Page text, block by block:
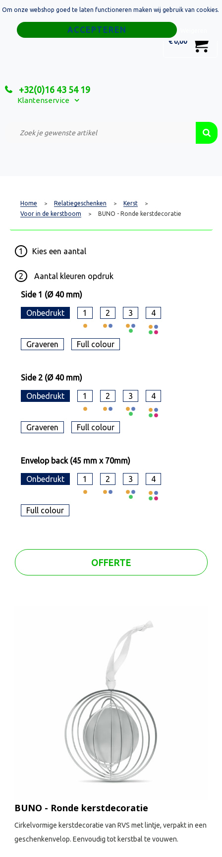
€ 0,00
+32(0)16 43 54 19
Klantenservice
Home
Relatiegeschenken
Custom Made Projecten
Home > Relatiegeschenken > Kerst >
Voor in de kerstboom > BUNO - Ronde kerstdecoratie
1 Kies een aantal
2 Aantal kleuren opdruk
Side 1 (Ø 40 mm)
Onbedrukt 1 2 3 4
Graveren Full colour
Side 2 (Ø 40 mm)
Onbedrukt 1 2 3 4
Graveren Full colour
Envelop back (45 mm x 70mm)
Onbedrukt 1 2 3 4
Full colour
OFFERTE
BUNO - Ronde kerstdecoratie
Cirkelvormige kerstdecoratie van RVS met lintje, verpakt in een
geschenkenvelop. Eenvoudig tot kerstbal te vouwen.
Om onze webshop goed te laten functioneren maken wij gebruik van cookies.